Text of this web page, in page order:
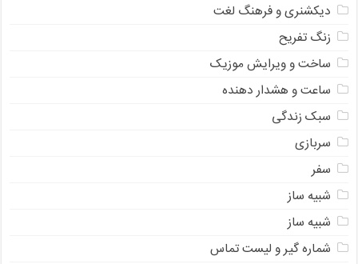
دیکشنری و فرهنگ لغت
زنگ تفریح
ساخت و ویرایش موزیک
ساعت و هشدار دهنده
سبک زندگی
سربازی
سفر
شبیه ساز
شبیه ساز
شماره گیر و لیست تماس